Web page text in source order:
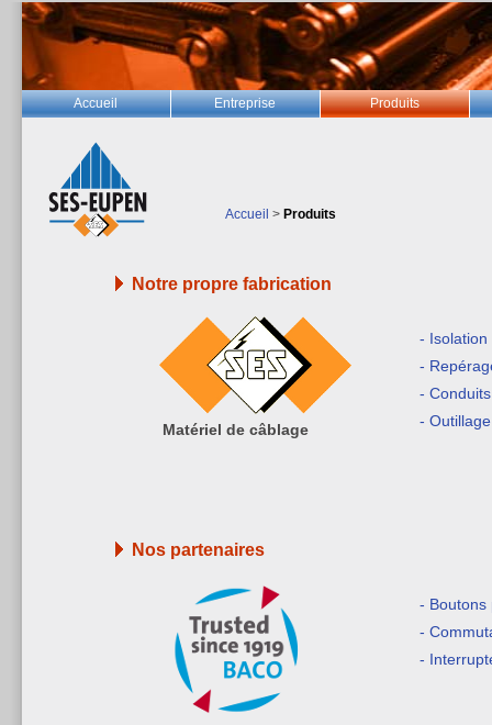
Accueil Entreprise Produits
Accueil > Produits
Notre propre fabrication
Matériel de câblage
- Isolation
-
-
-
Nos partenaires
- Boutons
-
-